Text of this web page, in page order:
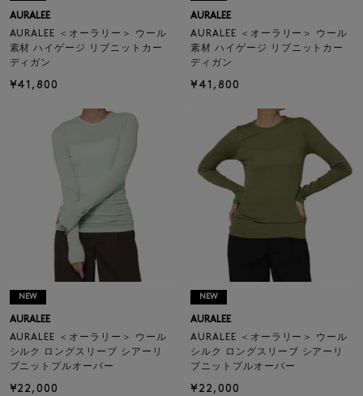
AURALEE
AURALEE ＜オーラリー＞ ウール
素材 ハイゲージ リブニットカー
ディガン
¥41,800
AURALEE
AURALEE ＜オーラリー＞ ウール
素材 ハイゲージ リブニットカー
ディガン
¥41,800
NEW
AURALEE
AURALEE ＜オーラリー＞ ウール
シルク ロングスリーブ シアーリ
ブニットプルオーバー
¥22,000
NEW
AURALEE
AURALEE ＜オーラリー＞ ウール
シルク ロングスリーブ シアーリ
ブニットプルオーバー
¥22,000